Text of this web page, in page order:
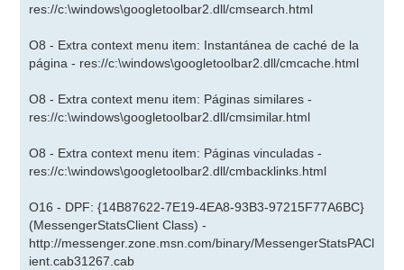
res://c:\windows\googletoolbar2.dll/cmsearch.html
O8 - Extra context menu item: Instantánea de caché de la
página - res://c:\windows\googletoolbar2.dll/cmcache.html
O8 - Extra context menu item: Páginas similares -
res://c:\windows\googletoolbar2.dll/cmsimilar.html
O8 - Extra context menu item: Páginas vinculadas -
res://c:\windows\googletoolbar2.dll/cmbacklinks.html
O16 - DPF: {14B87622-7E19-4EA8-93B3-97215F77A6BC}
(MessengerStatsClient Class) -
http://messenger.zone.msn.com/binary/MessengerStatsPACl
ient.cab31267.cab